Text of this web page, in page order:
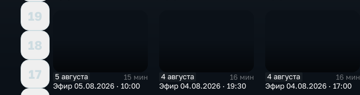
19
18
17
5 августа
15 мин
Эфир 05.08.2026 · 10:00
4 августа
16 мин
Эфир 04.08.2026 · 19:30
4 августа
16 мин
Эфир 04.08.2026 · 17:00